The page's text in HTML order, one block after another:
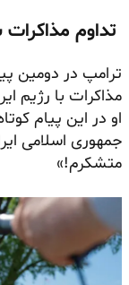
تداوم مذاکرات
مذاکرات با رژیم
او در این پیام
جمهوری اسلامی
متشکرم!»